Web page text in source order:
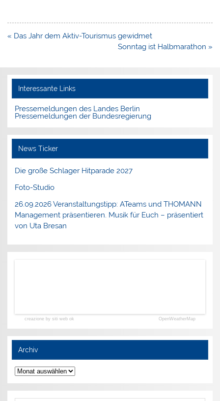
Beitragsnavigation
« Das Jahr dem Aktiv-Tourismus gewidmet
Sonntag ist Halbmarathon »
Interessante Links
Pressemeldungen des Landes Berlin
Pressemeldungen der Bundesregierung
News Ticker
Die große Schlager Hitparade 2027
Foto-Studio
26.09.2026 Veranstaltungstipp: ATeams und THOMANN
Management präsentieren. Musik für Euch – präsentiert
von Uta Bresan
creazione by siti web ok OpenWeatherMap
Archiv
Archiv